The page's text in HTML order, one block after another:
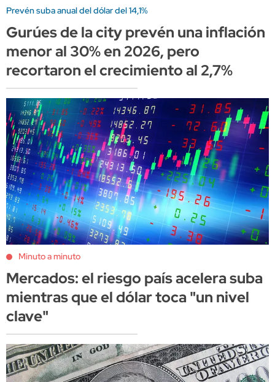
Prevén suba anual del dólar del 14,1%
Gurúes de la city prevén una inflación
menor al 30% en 2026, pero
recortaron el crecimiento al 2,7%
Minuto a minuto
Mercados: el riesgo país acelera suba
mientras que el dólar toca "un nivel
clave"